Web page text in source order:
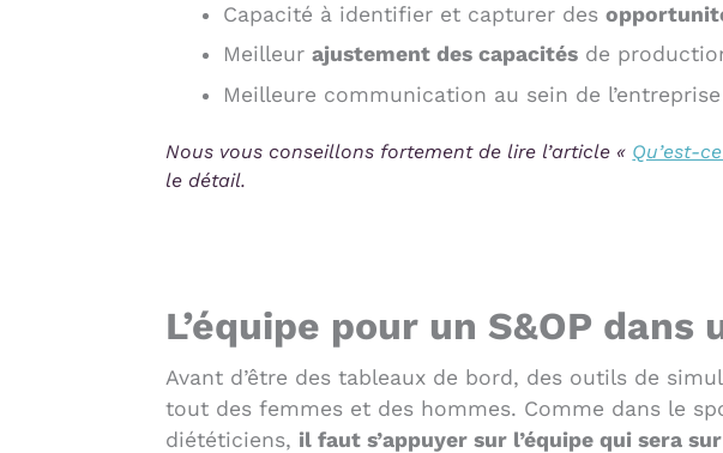
Capacité à identifier et capturer des
Meilleurajustement des capacités de
Meilleure communication au sein de
Nous vous conseillons fortement de lire l’article « Qu’est-
le détail.
L’équipe pour un S&OP dans
Avant d’être des tableaux de bord, des outils de
tout des femmes et des hommes. Comme dans le
diététiciens, il faut s’appuyer sur l’équipe qui sera